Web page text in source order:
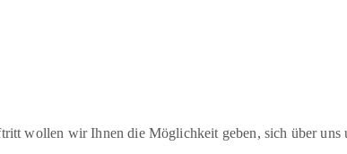
wollen wir Ihnen die Möglichkeit geben, sich über uns